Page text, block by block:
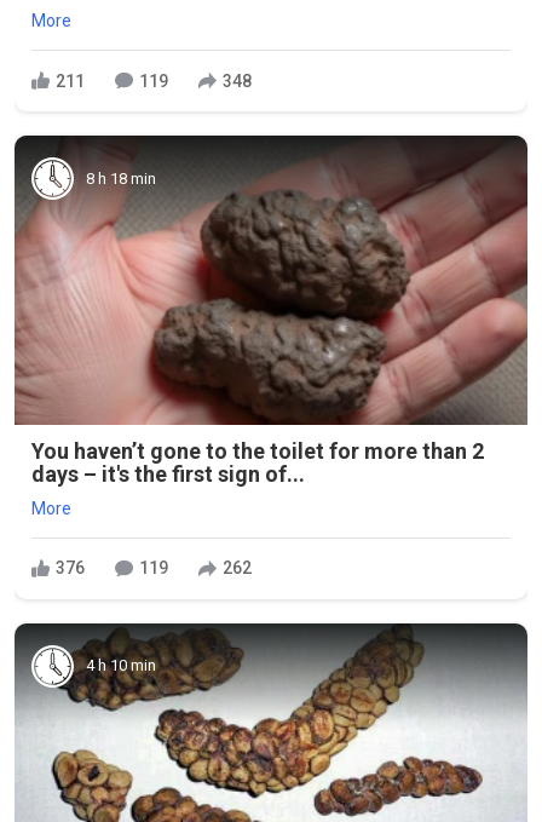
More
211 119 348
8 h 18 min
You haven’t gone to the toilet for more than 2
days – it's the first sign of...
More
376 119 262
4 h 10 min